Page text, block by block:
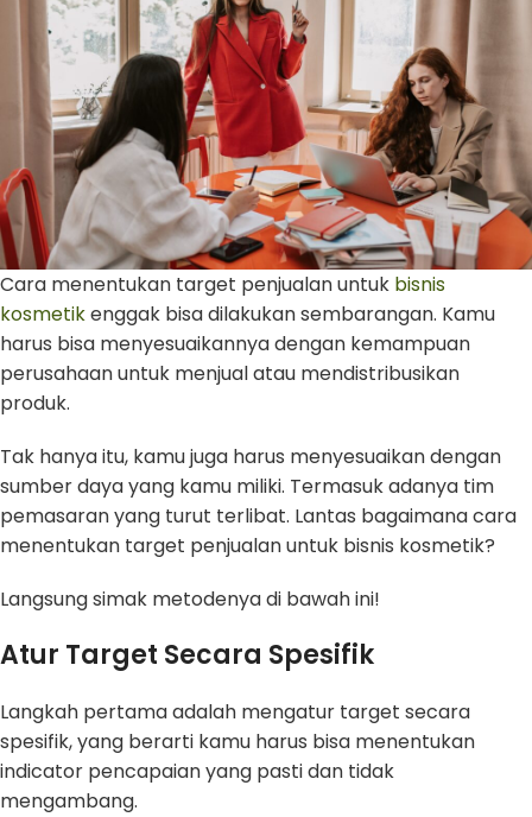
Cara menentukan target penjualan untuk bisnis
kosmetikenggak bisa dilakukan sembarangan. Kamu
harus bisa menyesuaikannya dengan kemampuan
perusahaan untuk menjual atau mendistribusikan
produk.
Tak hanya itu, kamu juga harus menyesuaikan dengan
sumber daya yang kamu miliki. Termasuk adanya tim
pemasaran yang turut terlibat. Lantas bagaimana cara
menentukan target penjualan untuk bisnis kosmetik?
Langsung simak metodenya di bawah ini!
Atur Target Secara Spesifik
Langkah pertama adalah mengatur target secara
spesifik, yang berarti kamu harus bisa menentukan
indicator pencapaian yang pasti dan tidak
mengambang.